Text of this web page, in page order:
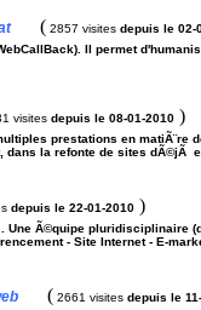
( 2857 visites depuis le 02-
Il permet
visites depuis le 08-01-2010 )
prestations en
la refonte de sites dÃ©jÃ
depuis le 22-01-2010 )
Une Ã©quipe pluridisciplinaire
- Site Internet - E-
( 2661 visites depuis le